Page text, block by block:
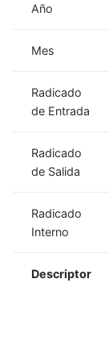
Año
Mes
Radicado
de Entrada
Radicado
de Salida
Radicado
Interno
Descriptor